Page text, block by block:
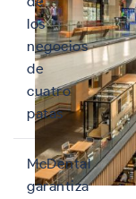
los
negocios
de
cuatro
patas
McDental
garantiza